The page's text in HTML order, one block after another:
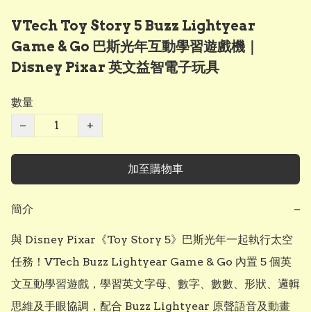
VTech Toy Story 5 Buzz Lightyear
Game & Go 巴斯光年互動學習遊戲機｜
Disney Pixar 英文益智電子玩具
數量
−
+
加至購物車
簡介 −
與 Disney Pixar《Toy Story 5》巴斯光年一起執行太空
任務！VTech Buzz Lightyear Game & Go 內置 5 個英
文互動學習遊戲，學習英文字母、數字、數數、形狀、邏輯
思維及手眼協調，配合 Buzz Lightyear 原聲語音及動畫